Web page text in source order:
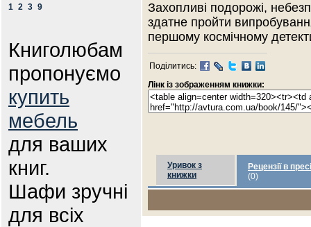
1 2 3 9
Книголюбам
пропонуємо
купить
мебель
для ваших
книг.
Шафи зручні
для всіх
Захопливі подорожі,
здатне пройти
першому космічному
Поділитись:
Лінк із зображенням книжки:
Уривок з
книжки
Рецензії в пресі
(0)